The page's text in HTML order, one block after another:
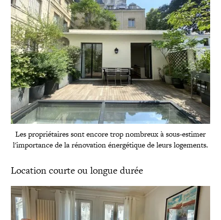
Les propriétaires sont encore trop nombreux à sous-estimer
l'importance de la rénovation énergétique de leurs logements.
Location courte ou longue durée